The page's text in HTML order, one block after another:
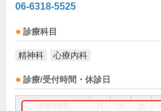
06-6318-5525
診療科目
精神科 心療内科
診療/受付時間・休診日